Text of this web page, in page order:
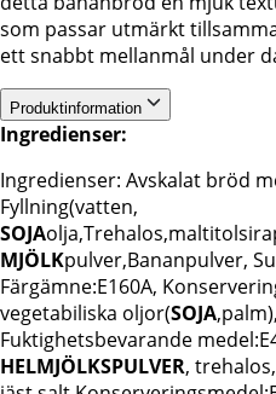
som passar utmärkt
ett snabbt mellanmål under
Produktinformation
Ingredienser:
Ingredienser: Avskalat bröd
Fyllning(vatten,
SOJA
MJÖLKpulver,Bananpulver,
Färgämne:E160A,
vegetabiliska oljor(SOJA
Fuktighetsbevarande
HELMJÖLKSPULVER,